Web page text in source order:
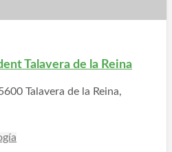
Talavera de la Reina
Talavera de la Reina,